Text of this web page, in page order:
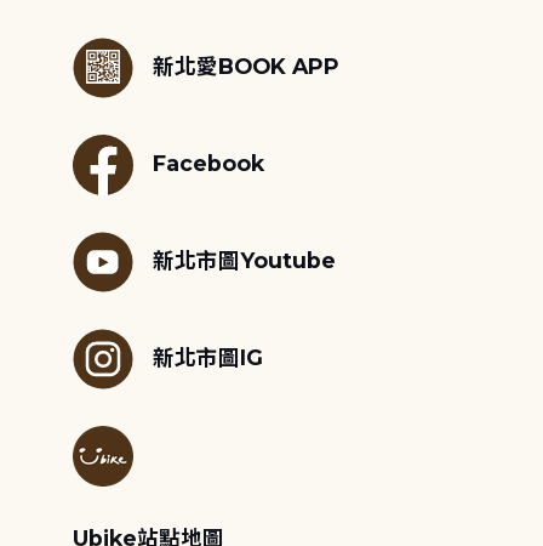
新北愛BOOK APP
Facebook
新北市圖Youtube
新北市圖IG
Ubike站點地圖